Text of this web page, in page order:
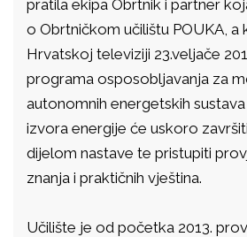
pratila ekipa Obrtnik i partner
o Obrtničkom učilištu POUKA, a
Hrvatskoj televiziji 23.veljače
programa osposobljavanja za
autonomnih energetskih
izvora energije će uskoro
dijelom nastave te pristupiti
znanja i praktičnih vještina.
Učilište je od početka 2013.